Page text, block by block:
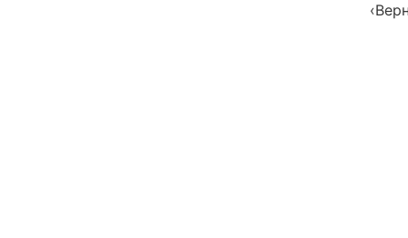
‹